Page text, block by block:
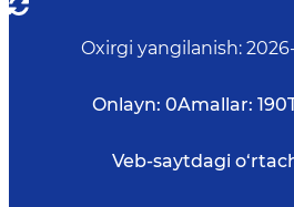
Oxirgi yangilanish:
Onlayn: 0Amallar: 190
Veb-saytdagi